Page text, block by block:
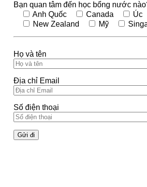
Bạn quan tâm đến học bổng nước
Anh Quốc
Canada
Úc
New Zealand
Mỹ
Họ và tên
Địa chỉ Email
Số điện thoại